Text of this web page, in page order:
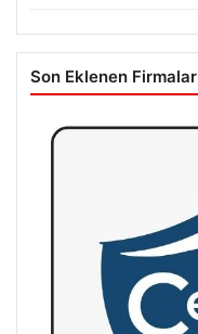
Son Eklenen Firmalar